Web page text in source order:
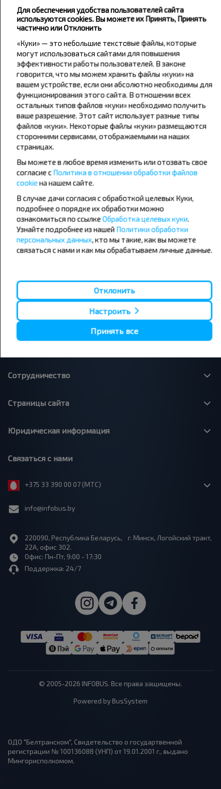
Подпишись на получение новостей и
путешествуй с нами дешевле!
Подписаться
Популярные автобусные
направления
Орша - Могилёв
Минск - Могилёв
Минск - Пинск
Минск - Брест
Минск - Гомель
Минск - Бобруйск
Брест - Тересполь
Брест - Беловежская Пуща
Брест - Минск
Варшава - Минск
Санкт-Петербург - Минск
Минск - Вильнюс
Минск - Варшава
Минск - Москва
Сотрудничество
Страницы сайта
Юридическая информация
Связаться с нами
+375 33 390 00 07 (МТС)
info@infobus.by
220090, Республика Беларусь, г. Минск, Логойский тракт,
22А, офис 302.
Офис: Пн-Пт, 9:00 - 17:30
Поддержка: 24/7
© 2005-2026 INFOBUS. Все права защищены.
Powered by BusSystem
ОДО "Белтранском", Свидетельство о государтвенной
регистрации № 100136088 (УНП) от 19.01.2001 г., выдано
Мингорисполкомом.
Для обеспечения удобства пользователей сайта
используются cookies. Вы можете их Принять, Принять
частично или Отклонить
«Куки» — это небольшие текстовые файлы, которые
могут использоваться сайтами для повышения
эффективности работы пользователей. В законе
говорится, что мы можем хранить файлы «куки» на
вашем устройстве, если они абсолютно необходимы для
функционирования этого сайта. В отношении всех
остальных типов файлов «куки» необходимо получить
ваше разрешение. Этот сайт использует разные типы
файлов «куки». Некоторые файлы «куки» размещаются
сторонними сервисами, отображаемыми на наших
страницах.
Вы можете в любое время изменить или отозвать свое
согласие сПолитика в отношении обработки файлов
cookieна нашем сайте.
В случае дачи согласия с обработкой целевых Куки,
подробнее о порядке их обработки можно
ознакомиться по ссылкеОбработка целевых куки.
Узнайте подробнее из нашей Политики обработки
персональных данных, кто мы такие, как вы можете
связаться с нами и как мы обрабатываем личные данные.
Отклонить
Настроить
Принять все